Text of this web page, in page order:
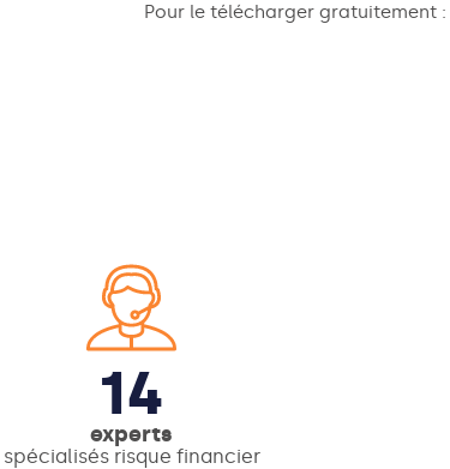
Pour le télécharger gratuitement :
14
experts
spécialisés risque financier